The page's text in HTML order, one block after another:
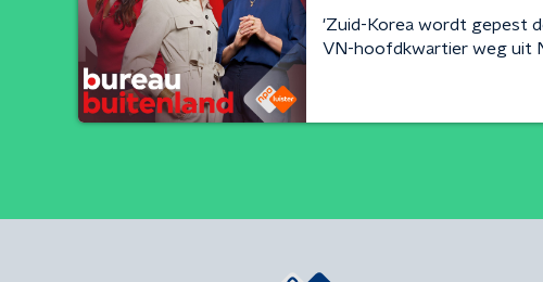
'Zuid-Korea wordt gepest
VN-hoofdkwartier weg uit